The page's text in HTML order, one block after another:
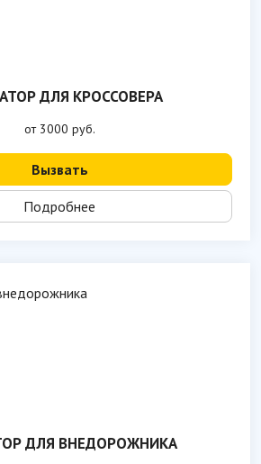
ДЛЯ КРОССОВЕРА
от 3000 руб.
Вызвать
Подробнее
ДЛЯ ВНЕДОРОЖНИКА